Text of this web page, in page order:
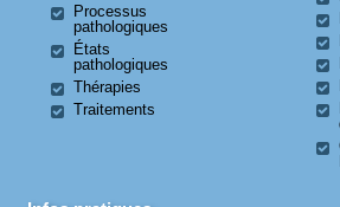
Processus
pathologiques
États
pathologiques
Thérapies
Traitements